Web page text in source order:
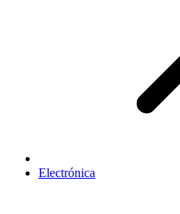
Electrónica